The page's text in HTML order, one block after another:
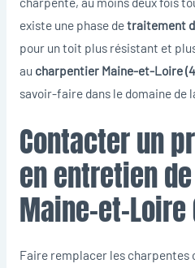
existe une phase detraitement
pour un toit plus résistant et
au charpentier Maine-et-Loire
savoir-faire dans le domaine de
Contacter un
en entretien
Maine-et-Loire
Faire remplacer les charpentes